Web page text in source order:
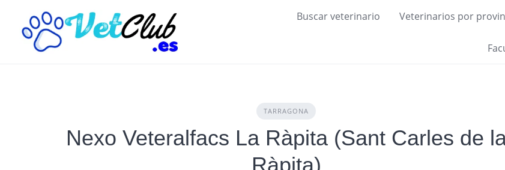
content
Buscar veterinario Veterinarios por
TARRAGONA
Nexo Veteralfacs La Ràpita (Sant Carles de
Ràpita)